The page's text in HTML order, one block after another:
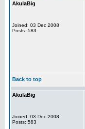
AkulaBig
Joined: 03 Dec 2008
Posts: 583
Back to top
AkulaBig
Joined: 03 Dec 2008
Posts: 583